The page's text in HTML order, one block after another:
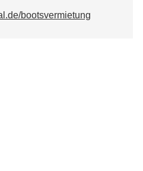
bootsvermietung